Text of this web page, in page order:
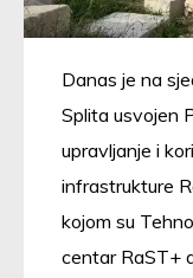
Danas je na
Splita usvojen
upravljanje i
infrastrukture
kojom su
centar RaST+